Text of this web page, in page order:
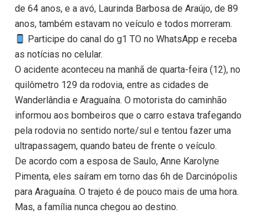
de 64 anos, e a avó, Laurinda Barbosa de Araújo, de 89
anos, também estavam no veículo e todos morreram.
Participe do canal do g1 TO no WhatsApp e receba
as notícias no celular.
O acidente aconteceu na manhã de quarta-feira (12), no
quilômetro 129 da rodovia, entre as cidades de
Wanderlândia e Araguaína. O motorista do caminhão
informou aos bombeiros que o carro estava trafegando
pela rodovia no sentido norte/sul e tentou fazer uma
ultrapassagem, quando bateu de frente o veículo.
De acordo com a esposa de Saulo, Anne Karolyne
Pimenta, eles saíram em torno das 6h de Darcinópolis
para Araguaína. O trajeto é de pouco mais de uma hora.
Mas, a família nunca chegou ao destino.